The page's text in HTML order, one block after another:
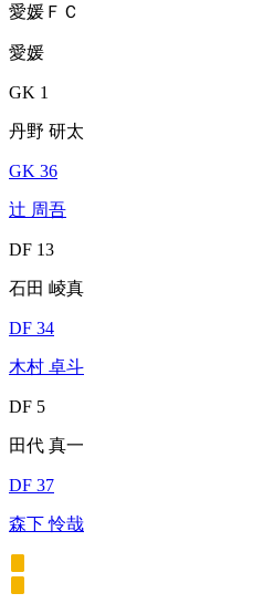
愛媛ＦＣ
愛媛
GK 1
丹野 研太
GK 36
辻 周吾
DF 13
石田 崚真
DF 34
木村 卓斗
DF 5
田代 真一
DF 37
森下 怜哉